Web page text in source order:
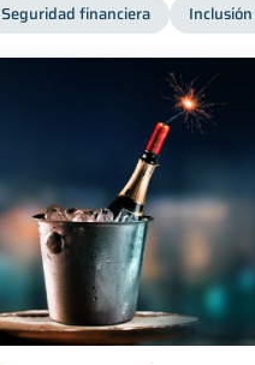
Seguridad financiera